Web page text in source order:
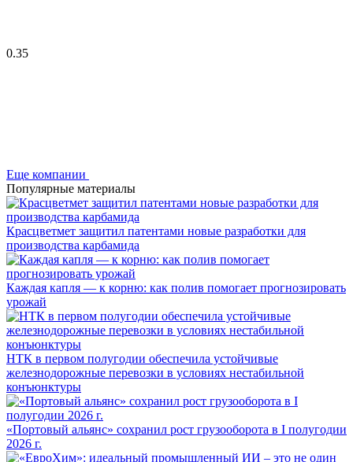
0.35
Еще компании
Популярные материалы
Красцветмет защитил патентами новые разработки для
производства карбамида
Каждая капля — к корню: как полив помогает прогнозировать
урожай
НТК в первом полугодии обеспечила устойчивые
железнодорожные перевозки в условиях нестабильной
конъюнктуры
«Портовый альянс» сохранил рост грузооборота в I полугодии
2026 г.